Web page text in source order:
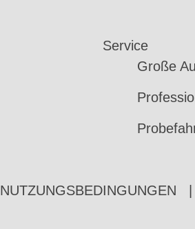
Service
Große
NUTZUNGSBEDINGUNGEN